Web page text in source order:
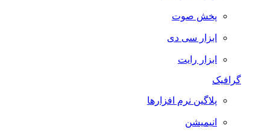
پخش صوت
ابزار سی دی
ابزار رایت
گرافیک
پلاگین نرم افزارها
انیمیشن